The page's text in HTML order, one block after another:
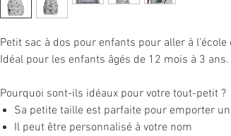
Petit sac à dos pour enfants pour aller à l'école
Idéal pour les enfants âgés de 12 mois à 3 ans.
Pourquoi sont-ils idéaux pour votre tout-petit ?
Sa petite taille est parfaite pour emporter
Il peut être personnalisé à votre nom